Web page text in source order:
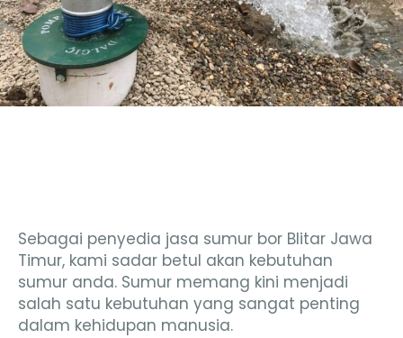
Sebagai penyedia jasa sumur bor Blitar Jawa
Timur, kami sadar betul akan kebutuhan
sumur anda. Sumur memang kini menjadi
salah satu kebutuhan yang sangat penting
dalam kehidupan manusia.